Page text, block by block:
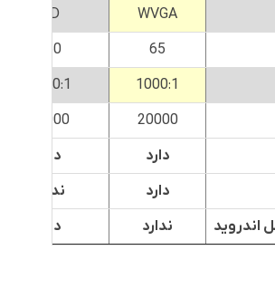
WVGA
HD
65
350
1000:1
2000:1
20000
20000
دارد
دارد
دارد
ندارد
اندروید
ندارد دارد